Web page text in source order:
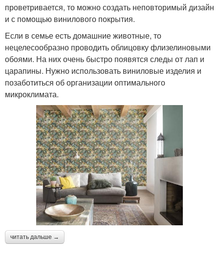
проветривается, то можно создать неповторимый дизайн
и с помощью винилового покрытия.
Если в семье есть домашние животные, то
нецелесообразно проводить облицовку флизелиновыми
обоями. На них очень быстро появятся следы от лап и
царапины. Нужно использовать виниловые изделия и
позаботиться об организации оптимального
микроклимата.
читать дальше →